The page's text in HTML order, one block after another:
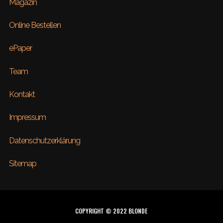
Magazin
Online Bestellen
ePaper
Team
Kontakt
Impressum
Datenschutzerklärung
Sitemap
COPYRIGHT © 2022 BLONDE